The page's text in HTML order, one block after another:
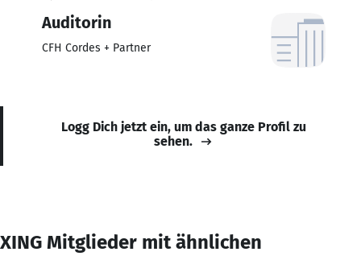
Auditorin
CFH Cordes + Partner
Logg Dich jetzt ein, um das ganze Profil zu
sehen.
XING Mitglieder mit ähnlichen